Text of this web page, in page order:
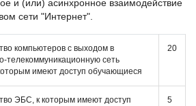
и (или) асинхронное взаимодействие
сети "Интернет".
компьютеров с выходом в
телекоммуникационную сеть
имеют доступ обучающиеся
20
ЭБС, к которым имеют доступ
5